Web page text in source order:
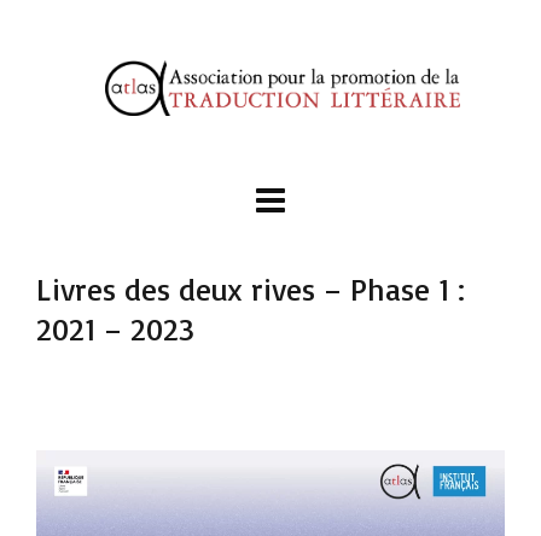
Livres des deux rives – Phase 1 :
2021 – 2023